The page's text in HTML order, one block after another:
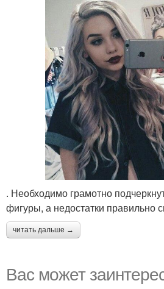
. Необходимо грамотно
фигуры, а недостатки правильно
читать дальше →
Вас может